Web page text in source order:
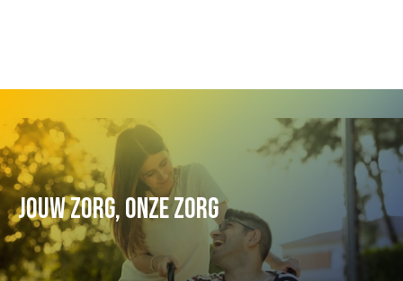
JOUW ZORG, ONZE ZORG